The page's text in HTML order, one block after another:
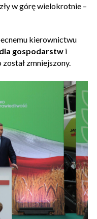
w górę wielokrotnie –
kierownictwu
gospodarstw i
zmniejszony.